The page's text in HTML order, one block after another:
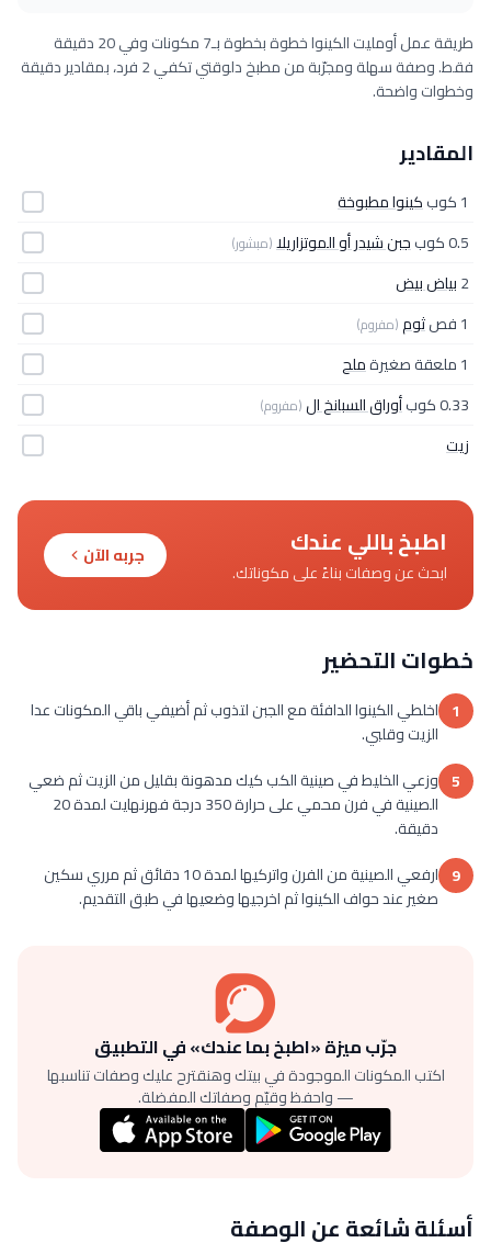
طريقة عمل أومليت الكينوا خطوة بخطوة بـ7 مكونات وفي 20 دقيقة
فقط. وصفة سهلة ومجرّبة من مطبخ دلوقتي تكفي 2 فرد، بمقادير دقيقة
وخطوات واضحة.
المقادير
1 كوب
كينوا مطبوخة
0.5 كوب
جبن شيدر أو الموتزاريلا(مبشور)
2بياض بيض
1 فص
ثوم(مفروم)
1 ملعقة صغيرة
ملح
0.33 كوب
أوراق السبانخ ال(مفروم)
زيت
اطبخ باللي عندك
ابحث عن وصفات بناءً على مكوناتك.
جربه الآن
خطوات التحضير
1 اخلطي الكينوا الدافئة مع الجبن لتذوب ثم أضيفي باقي المكونات عدا
الزيت وقلبي.
5 وزعي الخليط في صينية الكب كيك مدهونة بقليل من الزيت ثم ضعي
الصينية في فرن محمي على حرارة 350 درجة فهرنهايت لمدة 20
دقيقة.
9
ارفعي الصينية من الفرن واتركيها لمدة 10 دقائق ثم مرري سكين
صغير عند حواف الكينوا ثم اخرجيها وضعيها في طبق التقديم.
جرّب ميزة «اطبخ بما عندك» في التطبيق
اكتب المكونات الموجودة في بيتك وهنقترح عليك وصفات تناسبها
— واحفظ وقيّم وصفاتك المفضلة.
أسئلة شائعة عن الوصفة